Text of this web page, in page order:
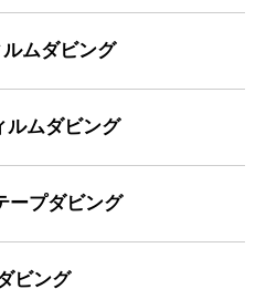
ムダビング
ルムダビング
ープダビング
ビング